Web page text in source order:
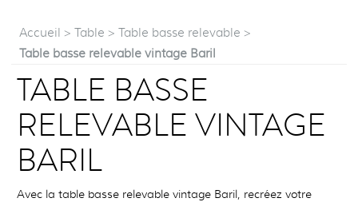
Accueil > Table > Table basse relevable >
Table basse relevable vintage Baril
TABLE BASSE
RELEVABLE VINTAGE
BARIL
Avec la table basse relevable vintage Baril, recréez votre